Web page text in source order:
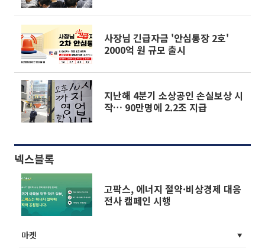
사장님 긴급자금 '안심통장 2호'
2000억 원 규모 출시
지난해 4분기 소상공인 손실보상 시
작… 90만명에 2.2조 지급
넥스블록
고팍스, 에너지 절약·비상경제 대응
전사 캠페인 시행
마켓